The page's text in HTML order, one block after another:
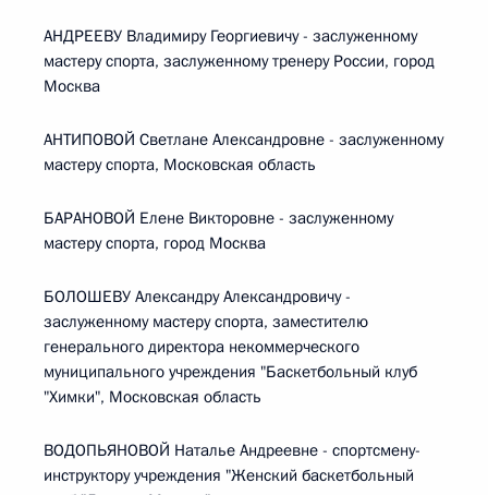
АНДРЕЕВУ Владимиру Георгиевичу - заслуженному
мастеру спорта, заслуженному тренеру России, город
Москва
АНТИПОВОЙ Светлане Александровне - заслуженному
мастеру спорта, Московская область
БАРАНОВОЙ Елене Викторовне - заслуженному
мастеру спорта, город Москва
БОЛОШЕВУ Александру Александровичу -
заслуженному мастеру спорта, заместителю
генерального директора некоммерческого
муниципального учреждения "Баскетбольный клуб
"Химки", Московская область
ВОДОПЬЯНОВОЙ Наталье Андреевне - спортсмену-
инструктору учреждения "Женский баскетбольный